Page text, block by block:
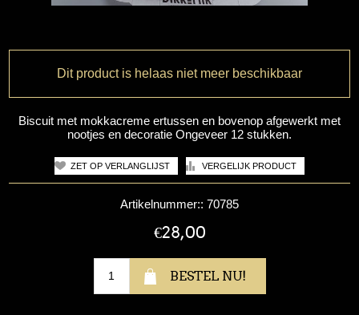
Dit product is helaas niet meer beschikbaar
Biscuit met mokkacreme ertussen en bovenop afgewerkt met
nootjes en decoratie Ongeveer 12 stukken.
Artikelnummer:: 70785
€28,00